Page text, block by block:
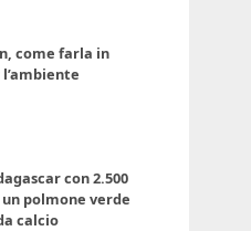
come farla in
con 2.500
polmone verde
calcio